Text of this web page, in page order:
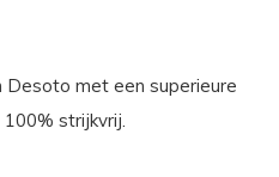
Desoto met een superieure
strijkvrij.